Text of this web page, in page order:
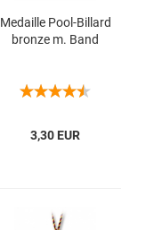
Me­dail­le Pool-​Bil­lard
bron­ze m. Band
3,30 EUR